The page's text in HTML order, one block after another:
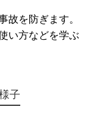
を防ぎます。
い方などを学ぶ
子